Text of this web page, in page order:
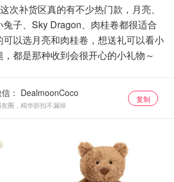
次补货区真的有不少热门款，月亮、
子、Sky Dragon、肉桂卷都很适合
以选月亮和肉桂卷，想送礼可以看小
都是那种收到会很开心的小礼物～
：
圈，精华折扣不漏掉
复制